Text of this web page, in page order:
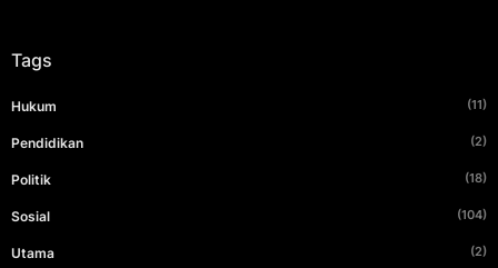
Tags
Hukum (11)
Pendidikan (2)
Politik (18)
Sosial (104)
Utama (2)